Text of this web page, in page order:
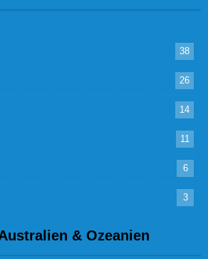
38
26
14
11
6
3
& Ozeanien